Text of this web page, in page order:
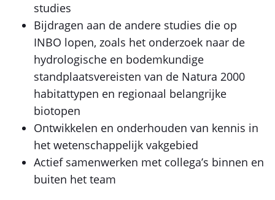
studies
Bijdragen aan de andere studies die op
INBO lopen, zoals het onderzoek naar de
hydrologische en bodemkundige
standplaatsvereisten van de Natura 2000
habitattypen en regionaal belangrijke
biotopen
Ontwikkelen en onderhouden van kennis in
het wetenschappelijk vakgebied
Actief samenwerken met collega’s binnen en
buiten het team